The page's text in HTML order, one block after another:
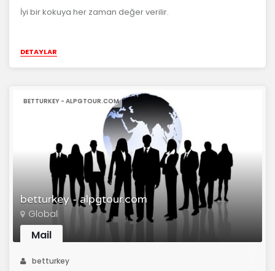
İyi bir kokuya her zaman değer verilir.
DETAYLAR
betturkey - alpgtour.com
BETTURKEY - ALPGTOUR.COM
Global
Mail
betturkey